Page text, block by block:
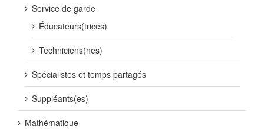
Service de garde
Éducateurs(trices)
Techniciens(nes)
Spécialistes et temps partagés
Suppléants(es)
Mathématique